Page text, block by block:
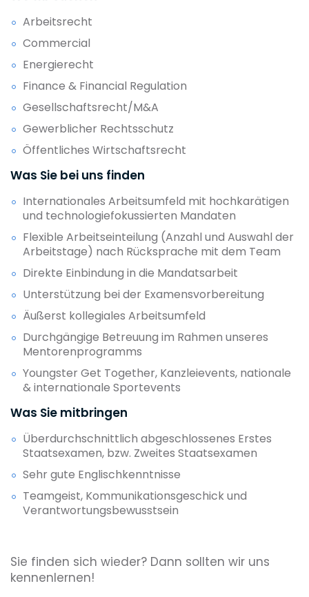
Arbeitsrecht
Commercial
Energierecht
Finance & Financial Regulation
Gesellschaftsrecht/M&A
Gewerblicher Rechtsschutz
Öffentliches Wirtschaftsrecht
Was Sie bei uns finden
Internationales Arbeitsumfeld mit hochkarätigen
und technologiefokussierten Mandaten
Flexible Arbeitseinteilung (Anzahl und Auswahl der
Arbeitstage) nach Rücksprache mit dem Team
Direkte Einbindung in die Mandatsarbeit
Unterstützung bei der Examensvorbereitung
Äußerst kollegiales Arbeitsumfeld
Durchgängige Betreuung im Rahmen unseres
Mentorenprogramms
Youngster Get Together, Kanzleievents, nationale
& internationale Sportevents
Was Sie mitbringen
Überdurchschnittlich abgeschlossenes Erstes
Staatsexamen, bzw. Zweites Staatsexamen
Sehr gute Englischkenntnisse
Teamgeist, Kommunikationsgeschick und
Verantwortungsbewusstsein
Sie finden sich wieder? Dann sollten wir uns
kennenlernen!